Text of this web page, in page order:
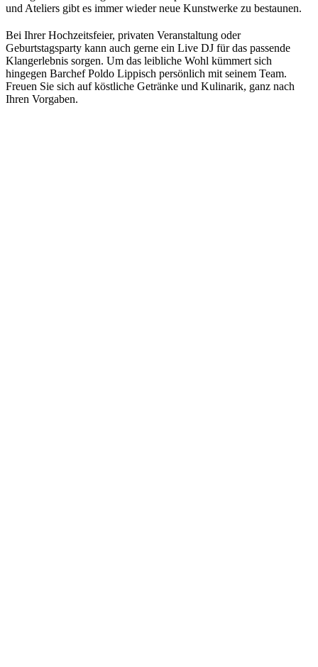
und Ateliers gibt es immer wieder neue Kunstwerke zu bestaunen.
Bei Ihrer Hochzeitsfeier, privaten Veranstaltung oder
Geburtstagsparty kann auch gerne ein Live DJ für das passende
Klangerlebnis sorgen. Um das leibliche Wohl kümmert sich
hingegen Barchef Poldo Lippisch persönlich mit seinem Team.
Freuen Sie sich auf köstliche Getränke und Kulinarik, ganz nach
Ihren Vorgaben.